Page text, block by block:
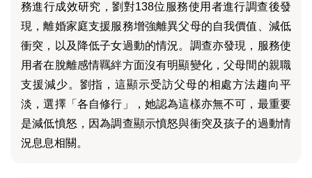
務進行成效研究，劉對138位服務使用者進行調查後發
現，離婚家庭支援服務增強離異父母的自我價值、減低
衝突，以及降低子女過動的情況。調查亦發現，服務使
用者在脫離感情羈絆方面沒有明顯變化，父母間的親職
支援減少。劉指，這顯示受訪父母的相處方法趨向平
淡，選擇「各自修行」，她認為這樣亦無不可，最重要
是減低憤怒，因為調查顯示憤怒與衝突及孩子的過動情
況息息相關。